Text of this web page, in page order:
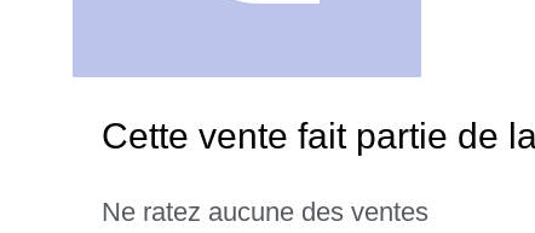
Cette vente fait partie de
Ne ratez aucune des ventes